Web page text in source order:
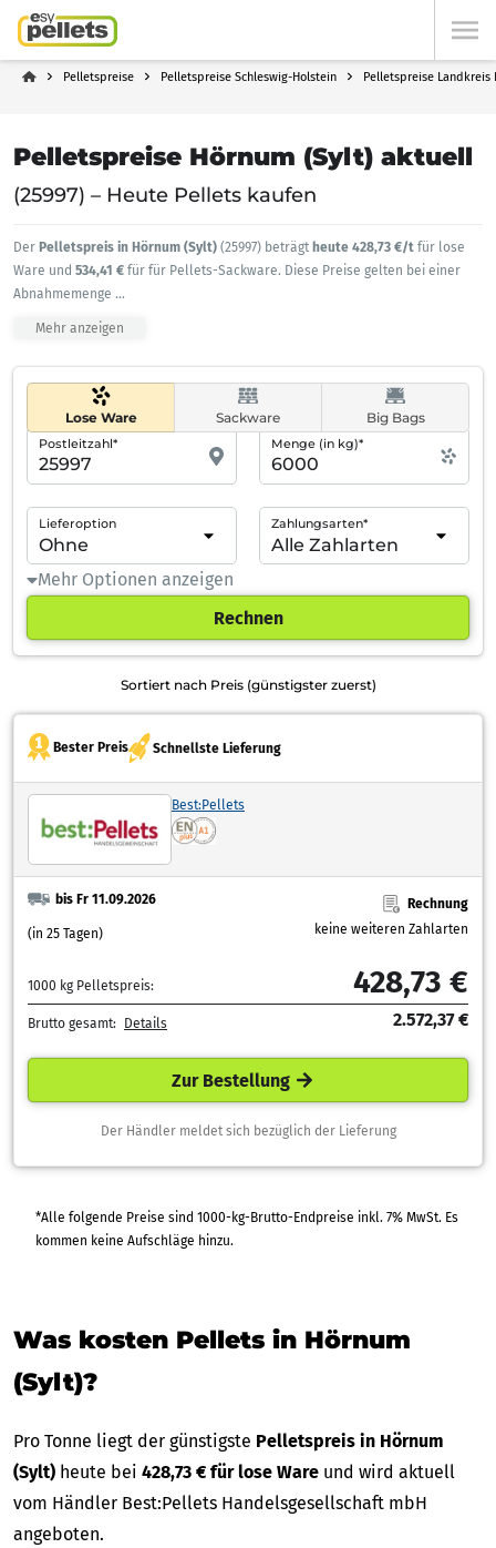
Pelletspreise Pelletspreise Schleswig-Holstein Pelletspreise
Pelletspreise Hörnum (Sylt) aktuell
(25997) – Heute Pellets kaufen
Der Pelletspreis in Hörnum (Sylt) (25997) beträgt heute 428,73 €/t für lose
Ware und 534,41 € für für Pellets-Sackware. Diese Preise gelten bei einer
Abnahmemenge ...
Mehr anzeigen
Lose Ware Sackware Big Bags
Postleitzahl* Menge (in kg)*
Lieferoption Zahlungsarten*
Mehr Optionen anzeigen
Rechnen
Sortiert nach Preis (günstigster zuerst)
Bester Preis Schnellste Lieferung
Best:Pellets
bis Fr 11.09.2026
(in 25 Tagen)
Rechnung
keine weiteren Zahlarten
1000 kg Pelletspreis: 428,73 €
Brutto gesamt: Details 2.572,37 €
Zur Bestellung
Der Händler meldet sich bezüglich der Lieferung
*Alle folgende Preise sind 1000-kg-Brutto-Endpreise inkl. 7% MwSt. Es
kommen keine Aufschläge hinzu.
Was kosten Pellets in Hörnum
(Sylt)?
Pro Tonne liegt der günstigste Pelletspreis in Hörnum
(Sylt) heute bei 428,73 € für lose Ware und wird aktuell
vom Händler Best:Pellets Handelsgesellschaft mbH
angeboten.